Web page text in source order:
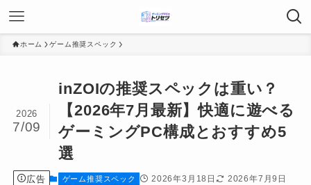
ホーム ゲーム推奨スペック
inZOIの推奨スペックは重い？
【2026年7月最新】快適に遊べる
ゲーミングPC構成とおすすめ5
選
2026
7/09
広告 ゲーム推奨スペック 2026年3月18日 2026年7月9日